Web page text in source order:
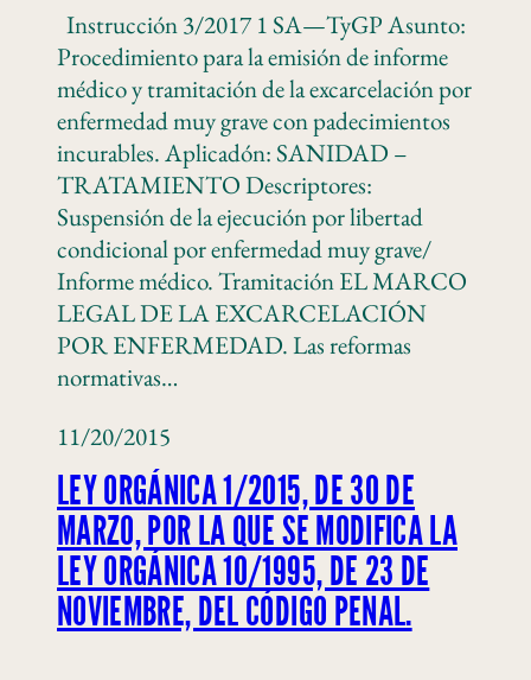
Instrucción 3/2017 1 SA—TyGP Asunto:
Procedimiento para la emisión de informe
médico y tramitación de la excarcelación por
enfermedad muy grave con padecimientos
incurables. Aplicadón: SANIDAD –
TRATAMIENTO Descriptores:
Suspensión de la ejecución por libertad
condicional por enfermedad muy grave/
Informe médico. Tramitación EL MARCO
LEGAL DE LA EXCARCELACIÓN
POR ENFERMEDAD. Las reformas
normativas…
11/20/2015
LEY ORGÁNICA 1/2015, DE 30 DE
MARZO, POR LA QUE SE MODIFICA LA
LEY ORGÁNICA 10/1995, DE 23 DE
NOVIEMBRE, DEL CÓDIGO PENAL.